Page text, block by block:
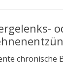
chronische